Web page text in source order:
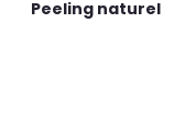
Peeling naturel